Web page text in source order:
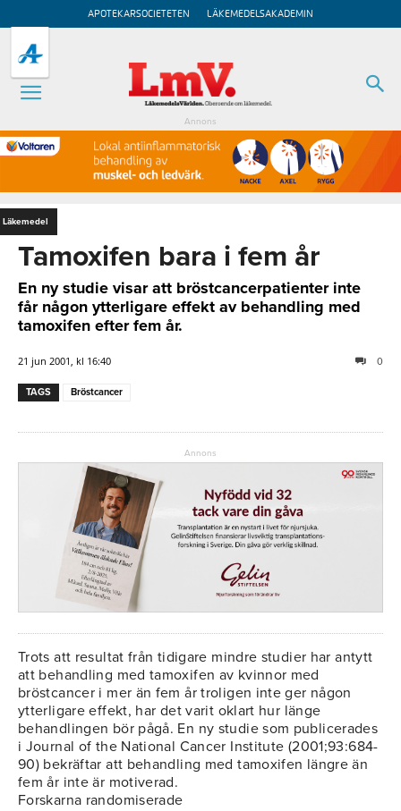
APOTEKARSOCIETETEN LÄKEMEDELSAKADEMIN
Annons
Läkemedel
Tamoxifen bara i fem år
En ny studie visar att bröstcancerpatienter inte
får någon ytterligare effekt av behandling med
tamoxifen efter fem år.
21 jun 2001, kl 16:40 0
TAGS Bröstcancer
Annons
Trots att resultat från tidigare mindre studier har antytt
att behandling med tamoxifen av kvinnor med
bröstcancer i mer än fem år troligen inte ger någon
ytterligare effekt, har det varit oklart hur länge
behandlingen bör pågå. En ny studie som publicerades
i Journal of the National Cancer Institute (2001;93:684-
90) bekräftar att behandling med tamoxifen längre än
fem år inte är motiverad.
Forskarna randomiserade